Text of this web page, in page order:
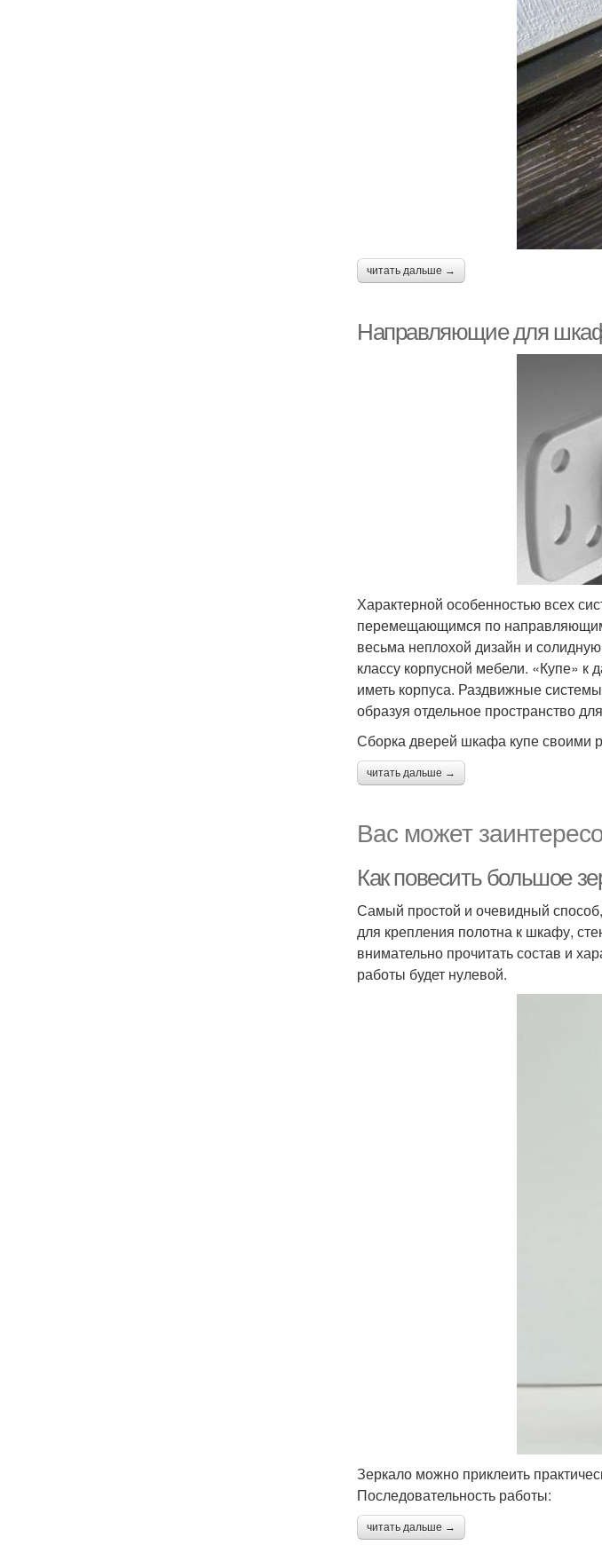
читать дальше →
Направляющие для
Характерной особенностью всех
перемещающимся по направляющим
весьма неплохой дизайн и
классу корпусной мебели. «Купе»
иметь корпуса. Раздвижные
образуя отдельное пространство
Сборка дверей шкафа купе своими
читать дальше →
Вас может
Как повесить большое
Самый простой и очевидный способ,
для крепления полотна к шкафу,
внимательно прочитать состав и
работы будет нулевой.
Зеркало можно приклеить
Последовательность работы:
читать дальше →